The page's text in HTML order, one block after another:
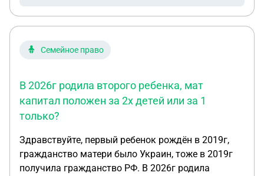
Семейное право
В 2026г родила второго ребенка, мат
капитал положен за 2х детей или за 1
только?
Здравствуйте, первый ребенок рождён в 2019г,
гражданство матери было Украин, тоже в 2019г
получила гражданство РФ. В 2026г родила